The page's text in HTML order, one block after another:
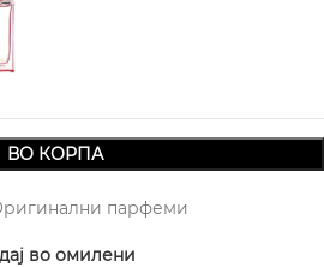
ВО КОРПА
парфеми
во омилени